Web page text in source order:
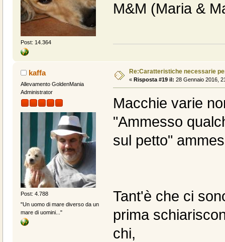
Post: 14.364
M&M (Maria &
kaffa
Allevamento GoldenMania
Administrator
Post: 4.788
"Un uomo di mare diverso da un
mare di uomini..."
Re:Caratteristiche necessarie
« Risposta #19 il: 28 Gennaio 2016,
Macchie varie
"Ammesso
sul petto"
Tant'è che ci
prima
chi,